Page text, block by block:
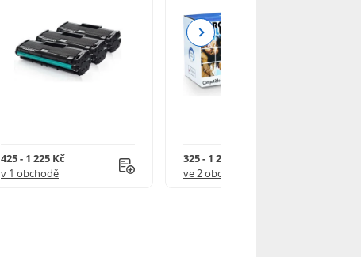
425 - 1 225 Kč
v 1 obchodě
325 - 1 245 Kč
ve 2 obchodech
Next